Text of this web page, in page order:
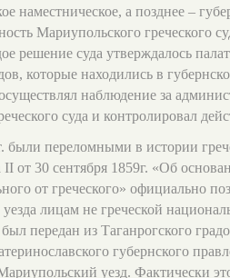
наместническое, а позднее –
Мариупольского греческого
решение суда утверждалось
которые находились в
наблюдение за
суда и контролировал
были переломными в истории
II от 30 сентября 1859г. «Об
от греческого» официально
лицам не греческой
передан из Таганрогского
губернского
уезд. Фактически